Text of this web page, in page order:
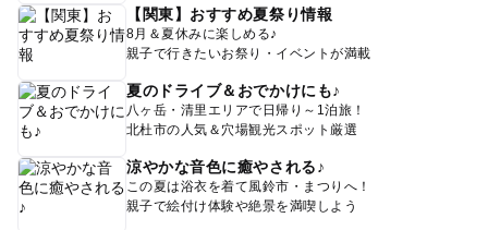
【関東】おすすめ夏祭り情報
8月＆夏休みに楽しめる♪
親子で行きたいお祭り・イベントが満載
夏のドライブ＆おでかけにも♪
八ヶ岳・清里エリアで日帰り～1泊旅！
北杜市の人気＆穴場観光スポット厳選
涼やかな音色に癒やされる♪
この夏は浴衣を着て風鈴市・まつりへ！
親子で絵付け体験や絶景を満喫しよう